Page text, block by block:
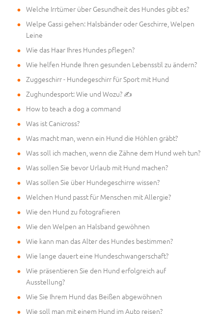
Welche Irrtümer über Gesundheit des Hundes gibt es?
Welpe Gassi gehen: Halsbänder oder Geschirre, Welpen
Leine
Wie das Haar Ihres Hundes pflegen?
Wie helfen Hunde Ihren gesunden Lebensstil zu ändern?
Zuggeschirr - Hundegeschirr für Sport mit Hund
Zughundesport: Wie und Wozu? ✍
How to teach a dog a command
Was ist Canicross?
Was macht man, wenn ein Hund die Höhlen gräbt?
Was soll ich machen, wenn die Zähne dem Hund weh tun?
Was sollen Sie bevor Urlaub mit Hund machen?
Was sollen Sie über Hundegeschirre wissen?
Welchen Hund passt für Menschen mit Allergie?
Wie den Hund zu fotografieren
Wie den Welpen an Halsband gewöhnen
Wie kann man das Alter des Hundes bestimmen?
Wie lange dauert eine Hundeschwangerschaft?
Wie präsentieren Sie den Hund erfolgreich auf
Ausstellung?
Wie Sie Ihrem Hund das Beißen abgewöhnen
Wie soll man mit einem Hund im Auto reisen?